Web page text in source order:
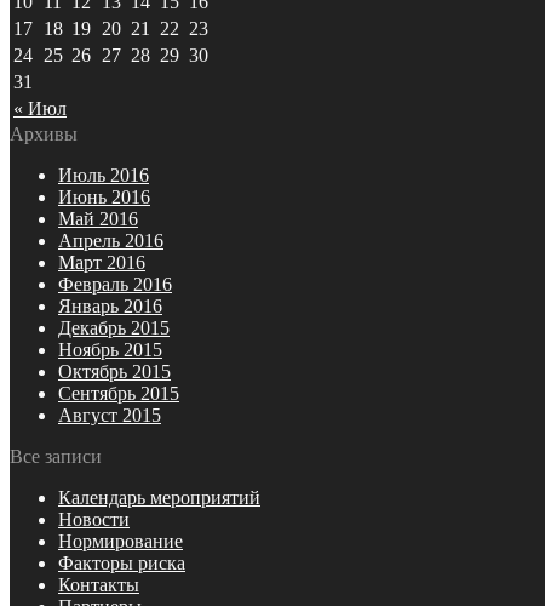
« Июл
17 18 19 20 21 22 23
24 25 26 27 28 29 30
31
Архивы
Июль 2016
Июнь 2016
Май 2016
Апрель 2016
Март 2016
Февраль 2016
Январь 2016
Декабрь 2015
Ноябрь 2015
Октябрь 2015
Сентябрь 2015
Август 2015
Все записи
Календарь мероприятий
Новости
Нормирование
Факторы риска
Контакты